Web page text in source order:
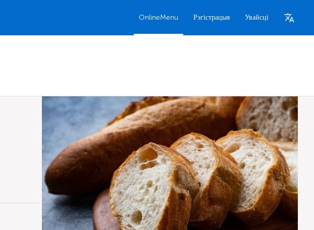
OnlineMenu Рэгістрацыя Увайсці